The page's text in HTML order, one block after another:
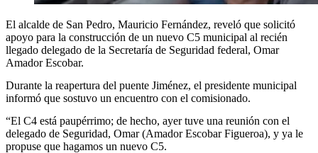
El alcalde de San Pedro, Mauricio Fernández, reveló que solicitó
apoyo para la construcción de un nuevo C5 municipal al recién
llegado delegado de la Secretaría de Seguridad federal, Omar
Amador Escobar.
Durante la reapertura del puente Jiménez, el presidente municipal
informó que sostuvo un encuentro con el comisionado.
“El C4 está paupérrimo; de hecho, ayer tuve una reunión con el
delegado de Seguridad, Omar (Amador Escobar Figueroa), y ya le
propuse que hagamos un nuevo C5.